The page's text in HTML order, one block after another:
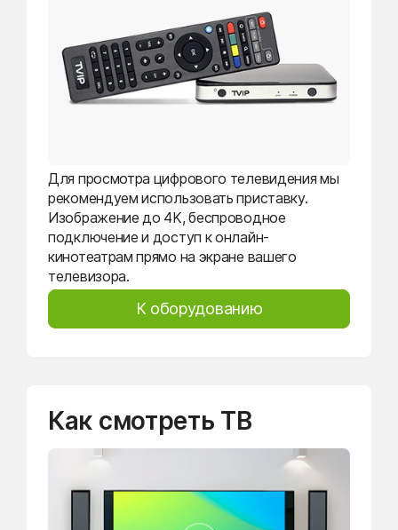
Для просмотра цифрового телевидения мы
рекомендуем использовать приставку.
Изображение до 4K, беспроводное
подключение и доступ к онлайн-
кинотеатрам прямо на экране вашего
телевизора.
К оборудованию
Как смотреть ТВ